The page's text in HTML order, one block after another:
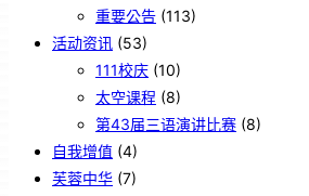
重要公告 (113)
活动资讯 (53)
111校庆 (10)
太空课程 (8)
第43届三语演讲比赛 (8)
自我增值 (4)
芙蓉中华 (7)